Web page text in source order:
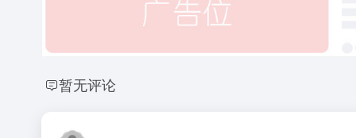
暂无评论